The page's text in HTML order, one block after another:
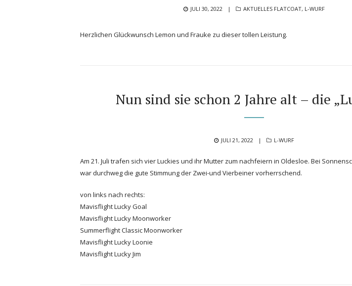
POSTED
JULI 30, 2022 CATEGORIES
AKTUELLES FLATCOAT, L-WURF
Herzlichen Glückwunsch Lemon und Frauke zu dieser tollen Leistung.
Nun sind sie schon 2 Jahre alt – die
POSTED
JULI 21, 2022 CATEGORIES
L-WURF
Am 21. Juli trafen sich vier Luckies und ihr Mutter zum nachfeiern in Oldesloe. Bei
war durchweg die gute Stimmung der Zwei-und Vierbeiner vorherrschend.
von links nach rechts:
Mavisflight Lucky Goal
Mavisflight Lucky Moonworker
Summerflight Classic Moonworker
Mavisflight Lucky Loonie
Mavisflight Lucky Jim